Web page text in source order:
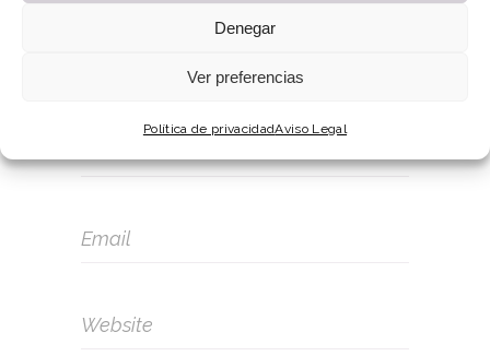
Denegar
Ver preferencias
Política de privacidadAviso Legal